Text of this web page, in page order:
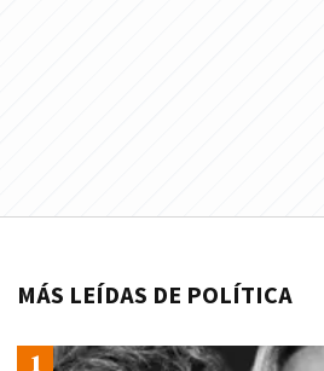
MÁS LEÍDAS DE POLÍTICA